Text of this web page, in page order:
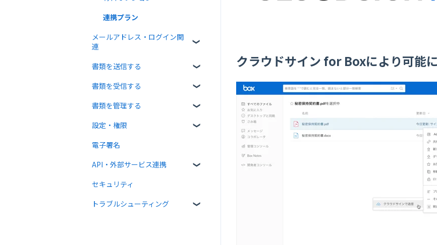
クラウドサイン for Boxにより可能
連携プラン
メールアドレス・ログイン関
連
ログイン関連
書類を送信する
書類のアップロード・編集
宛先設定
一括送信
送信時の設定
送信後の操作
テンプレート
書類を受信する
受信者ガイド
書類の受信
書類を管理する
書類の確認
書類情報の入力
書類インポート
複数部署管理
設定・権限
個人設定
管理者向け設定
高度な設定をする
電子署名
API・外部サービス連携
Web API
外部連携
セキュリティ
トラブルシューティング